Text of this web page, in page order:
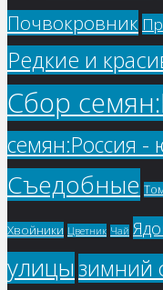
Почвокровник
Редкие и
Сбор
семян:Россия -
Съедобные
Хвойники Цветник Чай
улицызимний